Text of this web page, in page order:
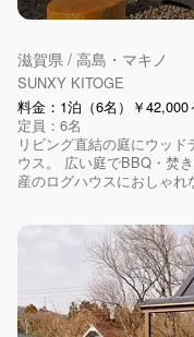
滋賀県 / 高島・マキノ
SUNXY KITOGE
料金：1泊（6名）￥42,000
定員：6名
リビング直結の庭にウッ
ウス。 広い庭でBBQ・焚
産のログハウスにおしゃ